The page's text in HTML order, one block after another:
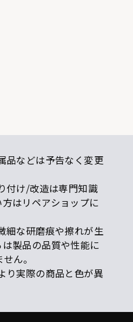
品などは予告なく変更
付け/改造は専門知識
はリペアショップに
細な研磨痕や擦れが生
製品の品質や性能に
ん。
り実際の商品と色が異